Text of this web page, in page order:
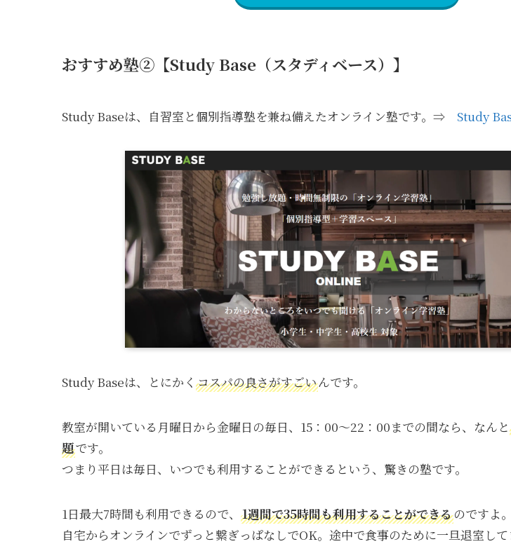
おすすめ塾②【Study Base（スタディベース）】
Study Baseは、自習室と個別指導塾を兼ね備えたオンライン塾です。⇒ Study
Study Baseは、とにかく コスパの良さがすごいんです。
教室が開いている月曜日から金曜日の毎日、15：00～22：00までの間なら、なんと
題です。
つまり平日は毎日、いつでも利用することができるという、驚きの塾です。
1日最大7時間も利用できるので、 1週間で35時間も利用することができるのですよ。
自宅からオンラインでずっと繋ぎっぱなしでOK。途中で食事のために一旦退室し